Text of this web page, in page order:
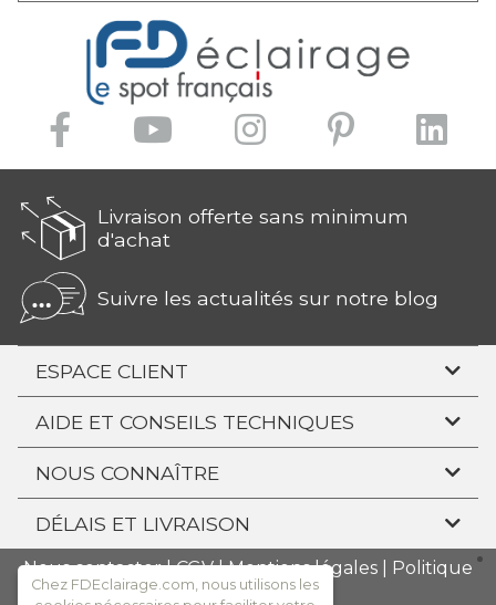
Livraison offerte sans minimum
d'achat
Suivre les actualités sur notre blog
ESPACE CLIENT
AIDE ET CONSEILS TECHNIQUES
NOUS CONNAÎTRE
DÉLAIS ET LIVRAISON
Nous contacter|CGV|Mentions légales
Politique
de confidentialité
Chez FDEclairage.com, nous utilisons les